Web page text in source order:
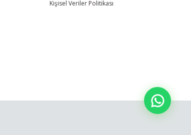
Kişisel Veriler Politikası